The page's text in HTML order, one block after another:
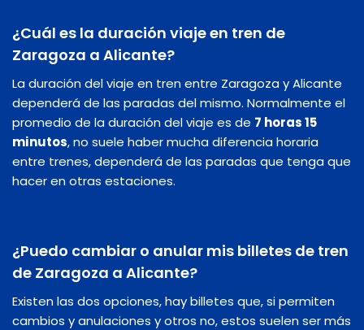
¿Cuál es la duración viaje en tren de
Zaragoza a Alicante?
La duración del viaje en tren entre Zaragoza y Alicante
dependerá de las paradas del mismo. Normalmente el
promedio de la duración del viaje es de 7 horas 15
minutos, no suele haber mucha diferencia horaria
entre trenes, dependerá de las paradas que tenga que
hacer en otras estaciones.
¿Puedo cambiar o anular mis billetes de tren
de Zaragoza a Alicante?
Existen las dos opciones, hay billetes que, si permiten
cambios y anulaciones y otros no, estos suelen ser más